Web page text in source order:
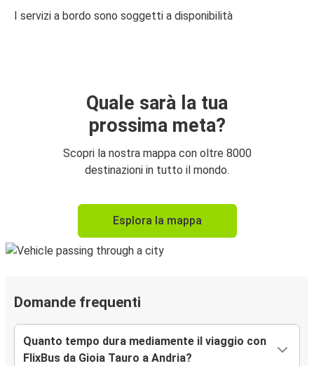
I servizi a bordo sono soggetti a disponibilità
Quale sarà la tua
prossima meta?
Scopri la nostra mappa con oltre 8000
destinazioni in tutto il mondo.
Esplora la mappa
Domande frequenti
Quanto tempo dura mediamente il viaggio con
FlixBus da Gioia Tauro a Andria?